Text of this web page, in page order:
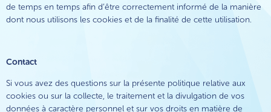
de temps en temps afin d’être correctement informé de la manière
dont nous utilisons les cookies et de la finalité de cette utilisation.
Contact
Si vous avez des questions sur la présente politique relative aux
cookies ou sur la collecte, le traitement et la divulgation de vos
données à caractère personnel et sur vos droits en matière de